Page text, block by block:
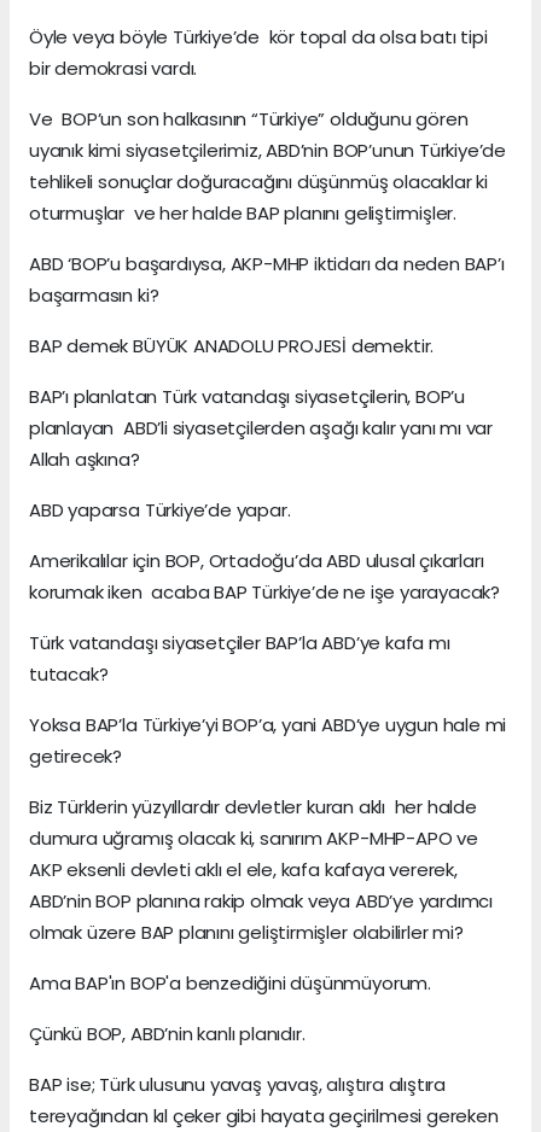
Öyle veya böyle Türkiye’de kör topal da olsa batı tipi
bir demokrasi vardı.
Ve BOP’un son halkasının “Türkiye” olduğunu gören
uyanık kimi siyasetçilerimiz, ABD’nin BOP’unun Türkiye’de
tehlikeli sonuçlar doğuracağını düşünmüş olacaklar ki
oturmuşlar ve her halde BAP planını geliştirmişler.
ABD ‘BOP’u başardıysa, AKP-MHP iktidarı da neden BAP’ı
başarmasın ki?
BAP demek BÜYÜK ANADOLU PROJESİ demektir.
BAP’ı planlatan Türk vatandaşı siyasetçilerin, BOP’u
planlayan ABD’li siyasetçilerden aşağı kalır yanı mı var
Allah aşkına?
ABD yaparsa Türkiye’de yapar.
Amerikalılar için BOP, Ortadoğu’da ABD ulusal çıkarları
korumak iken acaba BAP Türkiye’de ne işe yarayacak?
Türk vatandaşı siyasetçiler BAP’la ABD’ye kafa mı
tutacak?
Yoksa BAP’la Türkiye’yi BOP’a, yani ABD’ye uygun hale mi
getirecek?
Biz Türklerin yüzyıllardır devletler kuran aklı her halde
dumura uğramış olacak ki, sanırım AKP-MHP-APO ve
AKP eksenli devleti aklı el ele, kafa kafaya vererek,
ABD’nin BOP planına rakip olmak veya ABD’ye yardımcı
olmak üzere BAP planını geliştirmişler olabilirler mi?
Ama BAP'ın BOP'a benzediğini düşünmüyorum.
Çünkü BOP, ABD’nin kanlı planıdır.
BAP ise; Türk ulusunu yavaş yavaş, alıştıra alıştıra
tereyağından kıl çeker gibi hayata geçirilmesi gereken